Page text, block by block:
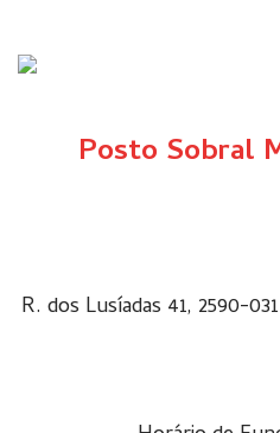
Posto Sobral
R. dos Lusíadas 41, 2590-